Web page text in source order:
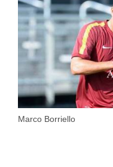
Marco Borriello